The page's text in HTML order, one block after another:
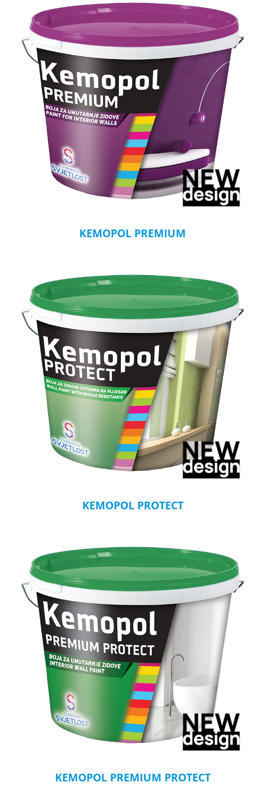
KEMOPOL PREMIUM
KEMOPOL PROTECT
KEMOPOL PREMIUM PROTECT